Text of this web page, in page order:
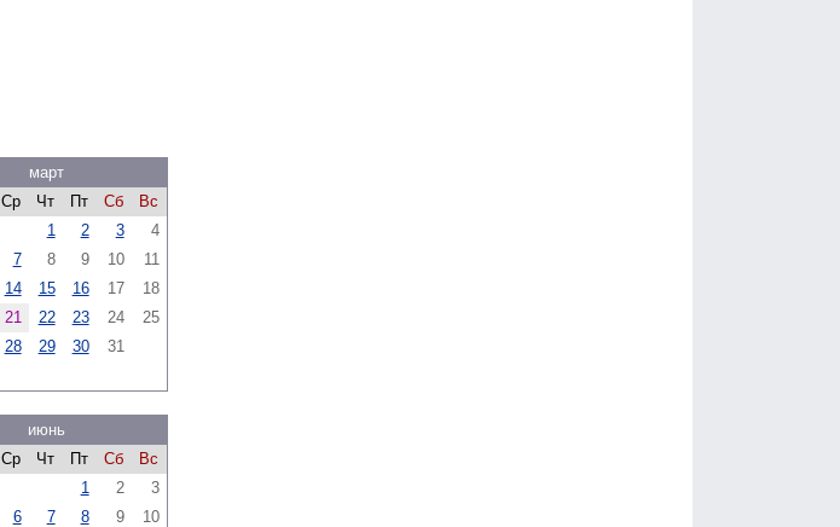
март
Ср Чт Пт Сб
Вс
1
2 3
4
7 8 9 10
11
14 15 16 17
18
21 22 23 24
25
28 29 30 31
июнь
Ср Чт Пт Сб
Вс
1
2
3
6 7 8 9
10